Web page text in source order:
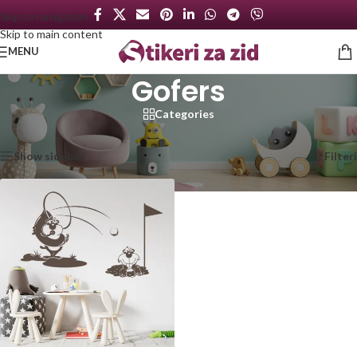
Skip to navigation
Skip to main content
MENU
Gofers
Categories
Početna
Proizvod označen „Gofers“ Prikazan jedan rezultat
Show sidebar Filteri